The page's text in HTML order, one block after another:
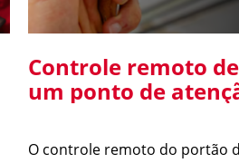
Controle remoto
um ponto de
residência
O controle remoto do portão